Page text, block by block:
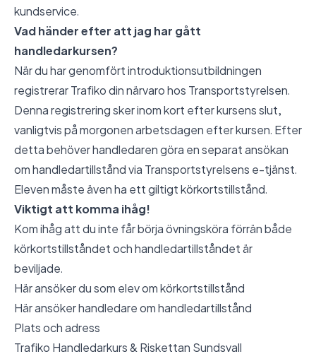
kundservice.
Vad händer efter att jag har gått
handledarkursen?
När du har genomfört introduktionsutbildningen
registrerar Trafiko din närvaro hos Transportstyrelsen.
Denna registrering sker inom kort efter kursens slut,
vanligtvis på morgonen arbetsdagen efter kursen. Efter
detta behöver handledaren göra en separat ansökan
om handledartillstånd via Transportstyrelsens e-tjänst.
Eleven måste även ha ett giltigt körkortstillstånd.
Viktigt att komma ihåg!
Kom ihåg att du inte får börja övningsköra förrän både
körkortstillståndet och handledartillståndet är
beviljade.
Här ansöker du som elev om körkortstillstånd
Här ansöker handledare om handledartillstånd
Plats och adress
Trafiko Handledarkurs & Riskettan Sundsvall